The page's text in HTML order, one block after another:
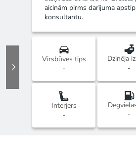
aicinām pirms darījuma
konsultantu.
Virsbūves tips
-
Dzinēja
-
Interjers
-
-